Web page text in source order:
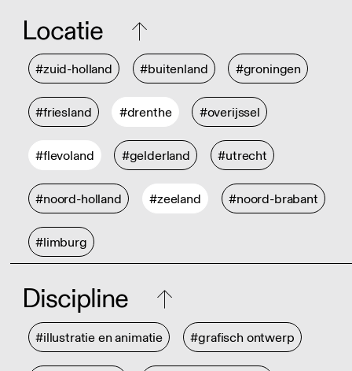
Locatie
#zuid-holland #buitenland #groningen
#friesland #drenthe #overijssel
#flevoland #gelderland #utrecht
#noord-holland #zeeland #noord-brabant
#limburg
Discipline
#illustratie en animatie #grafisch ontwerp